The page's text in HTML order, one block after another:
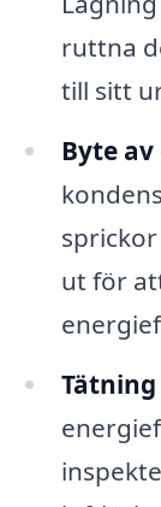
ruttna
till sitt
Byte av
ut för